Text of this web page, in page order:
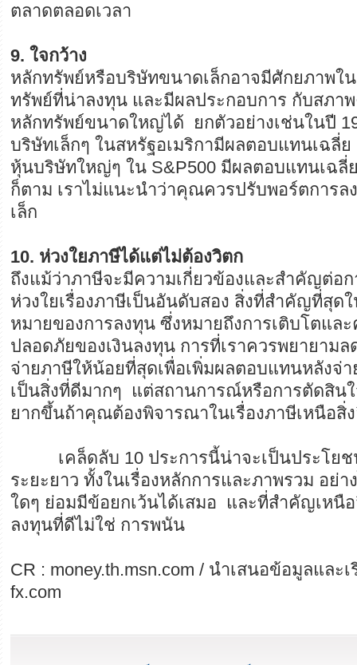
ตลาดตลอดเวลา
9. ใจกว้าง
หลักทรัพย์หรือบริษัทขนาดเล็กอาจมีศักยภาพใ
ทรัพย์ที่น่าลงทุน และมีผลประกอบการ กับสภาพ
หลักทรัพย์ขนาดใหญ่ได้ ยกตัวอย่างเช่นในปี
บริษัทเล็กๆ ในสหรัฐอเมริกามีผลตอบแทนเฉลี่
หุ้นบริษัทใหญ่ๆ ใน S&P500 มีผลตอบแทนเฉลี่ย
ก็ตาม เราไม่แนะนำว่าคุณควรปรับพอร์ตการ
เล็ก
10. ห่วงใยภาษีได้แต่ไม่ต้องวิตก
ถึงแม้ว่าภาษีจะมีความเกี่ยวข้องและสำคัญต่อ
ห่วงใยเรื่องภาษีเป็นอันดับสอง สิ่งที่สำคัญที่สุด
หมายของการลงทุน ซึ่งหมายถึงการเติบโตแล
ปลอดภัยของเงินลงทุน การที่เราควรพยายาม
จ่ายภาษีให้น้อยที่สุดเพื่อเพิ่มผลตอบแทนหลังจ่
เป็นสิ่งที่ดีมากๆ แต่สถานการณ์หรือการตัดสิน
ยากขึ้นถ้าคุณต้องพิจารณาในเรื่องภาษีเหนือสิ่
เคล็ดลับ 10 ประการนี้น่าจะเป็นประโยช
ระยะยาว ทั้งในเรื่องหลักการและภาพรวม อย่
ใดๆ ย่อมมีข้อยกเว้นได้เสมอ และที่สำคัญเหนื
ลงทุนที่ดีไม่ใช่ การพนัน
CR : money.th.msn.com / นำเสนอข้อมูลและเ
fx.com